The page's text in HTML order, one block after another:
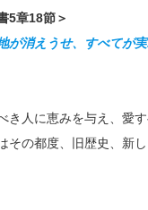
5章18節＞
が消えうせ、すべてが
き人に恵みを与え、愛
その都度、旧歴史、新